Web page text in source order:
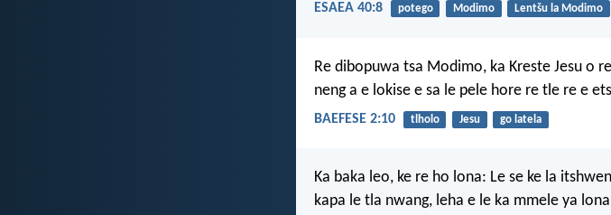
ESAEA 40:8 potego Modimo Lentšu la Modimo
Re dibopuwa tsa Modimo, ka Kreste Jesu o
neng a e lokise e sa le pele hore re tle re e
BAEFESE 2:10 tlholo Jesu go latela
Ka baka leo, ke re ho lona: Le se ke la
kapa le tla nwang, leha e le ka mmele ya